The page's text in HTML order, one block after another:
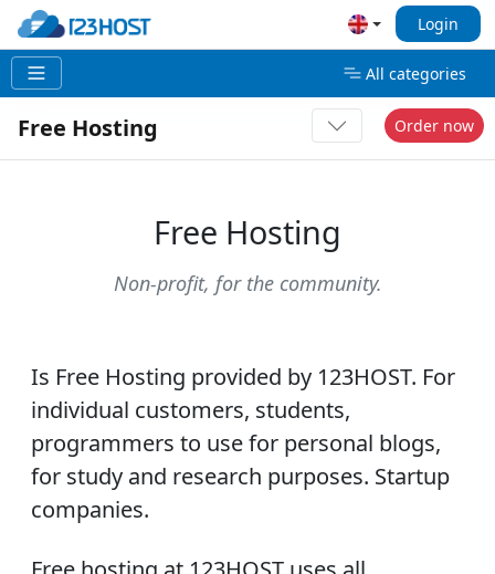
Login
All categories
Free Hosting Order now
Free Hosting
Non-profit, for the community.
Is Free Hosting provided by 123HOST. For
individual customers, students,
programmers to use for personal blogs,
for study and research purposes. Startup
companies.